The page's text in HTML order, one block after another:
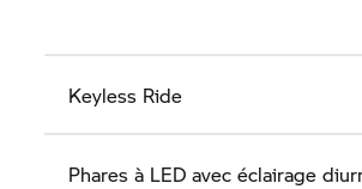
Keyless Ride
Phares à LED avec éclairage